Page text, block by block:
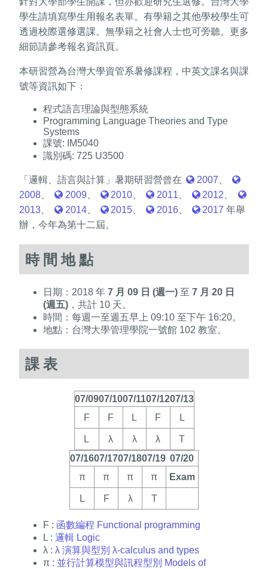
學生請填寫學生用報名表單。有學籍之其他學校學生可
透過校際選修選課。無學籍之社會人士也可旁聽。更多
細節請參考報名資訊頁。
本研習營為台灣大學資管系暑修課程，中英文課名與課
號等資訊如下：
程式語言理論與型態系統
Programming Language Theories and Type
Systems
課號: IM5040
識別碼: 725 U3500
「邏輯、語言與計算」暑期研習營曾在 2007、
2008、 2009、 2010、 2011、 2012、
2013、 2014、 2015、 2016、 2017 年舉
辦，今年為第十二屆。
時間地點
日期：2018 年 7 月 09 日 (週一) 至 7 月 20 日
(週五) ，共計 10 天。
時間：每週一至週五早上 09:10 至下午 16:20。
地點：台灣大學管理學院一號館 102 教室。
課表
07/0907/1007/1107/1207/13
F
F L F L
L λ λ λ
T
07/1607/1707/1807/19 07/20
π
π π π Exam
L F λ T
F : 函數編程 Functional programming
L : 邏輯 Logic
λ : λ 演算與型別 λ-calculus and types
π : 並行計算模型與訊程型別 Models of